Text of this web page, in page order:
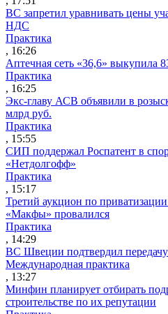
ВС запретил уравнивать цены
НДС
Практика
, 16:26
Аптечная сеть «36,6» выкупила
Практика
, 16:25
Экс-главу АСВ объявили в
млрд руб.
Практика
, 15:55
СИП поддержал Роспатент в
«Нетдолгофф»
Практика
, 15:17
Третий аукцион по приватизации
«Макфы» провалился
Практика
, 14:29
ВС Швеции подтвердил передачу
Международная практика
, 13:27
Минфин планирует отбирать
строительстве по их репутации